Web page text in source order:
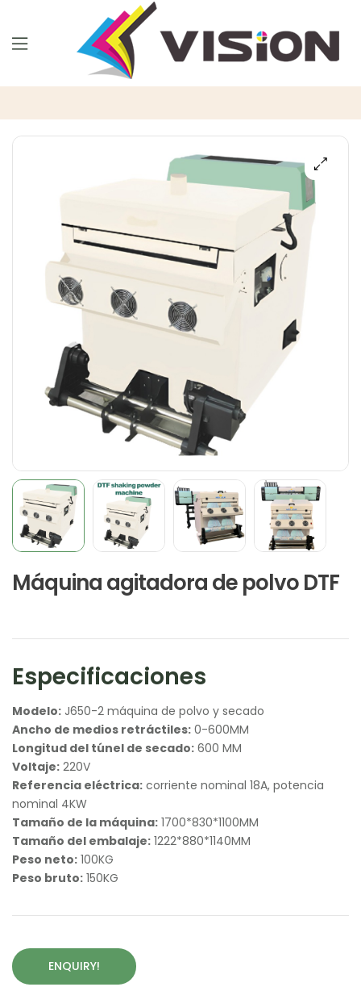
Máquina agitadora de polvo DTF
Especificaciones
Modelo: J650-2 máquina de polvo y secado
Ancho de medios retráctiles: 0-600MM
Longitud del túnel de secado: 600 MM
Voltaje: 220V
Referencia eléctrica: corriente nominal 18A, potencia
nominal 4KW
Tamaño de la máquina: 1700*830*1100MM
Tamaño del embalaje: 1222*880*1140MM
Peso neto: 100KG
Peso bruto: 150KG
ENQUIRY!